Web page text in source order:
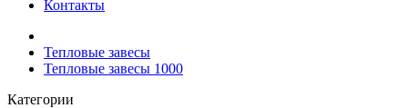
Контакты
Тепловые завесы
Тепловые завесы 1000
Категории